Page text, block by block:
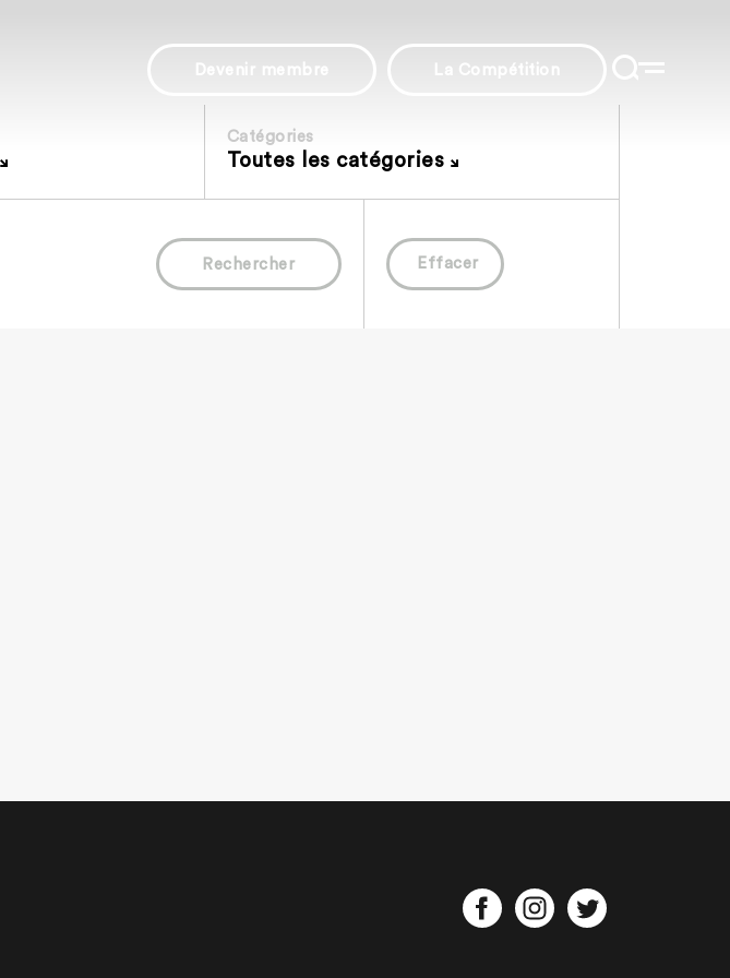
Devenir membre La Compétition
Catégories
Toutes les catégories
Rechercher Effacer